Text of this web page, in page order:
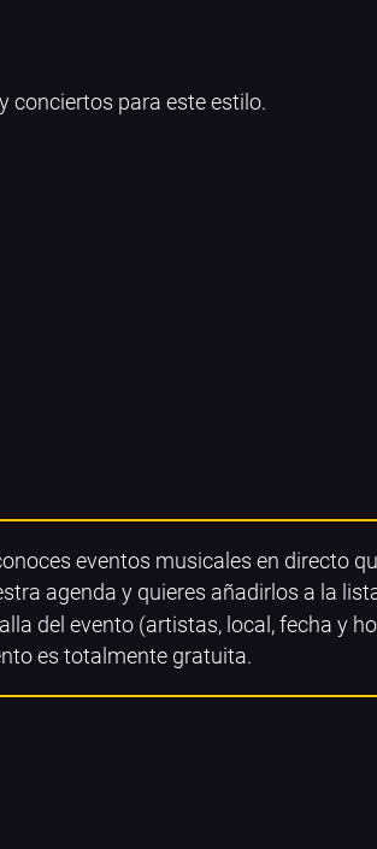
conciertos para este estilo.
eventos musicales en directo
agenda y quieres añadirlos a la
del evento (artistas, local, fecha y
es totalmente gratuita.